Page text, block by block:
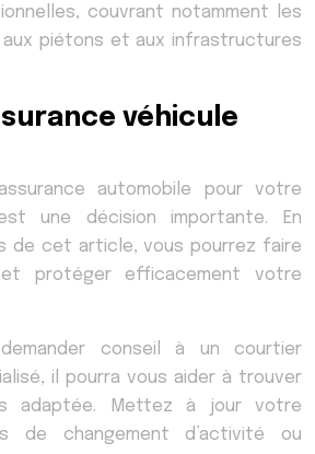
couvrant notamment les
aux piétons et aux infrastructures
véhicule
automobile pour votre
une décision importante. En
de cet article, vous pourrez faire
protéger efficacement votre
conseil à un courtier
il pourra vous aider à trouver
adaptée. Mettez à jour votre
de changement d’activité ou